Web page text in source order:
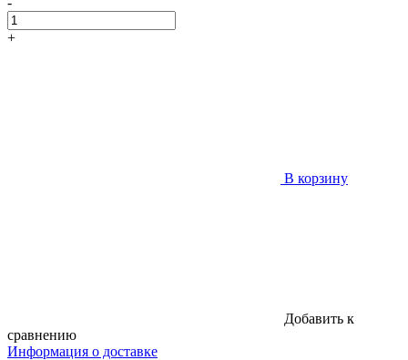
+
В корзину
Добавить к
сравнению
Информация о доставке